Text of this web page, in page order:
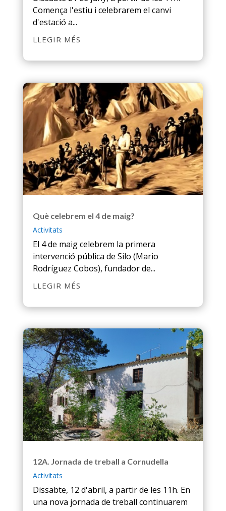
Comença l'estiu i celebrarem el canvi
d'estació a...
LLEGIR MÉS
Què celebrem el 4 de maig?
Activitats
El 4 de maig celebrem la primera
intervenció pública de Silo (Mario
Rodríguez Cobos), fundador de...
LLEGIR MÉS
12A. Jornada de treball a Cornudella
Activitats
Dissabte, 12 d'abril, a partir de les 11h. En
una nova jornada de treball continuarem